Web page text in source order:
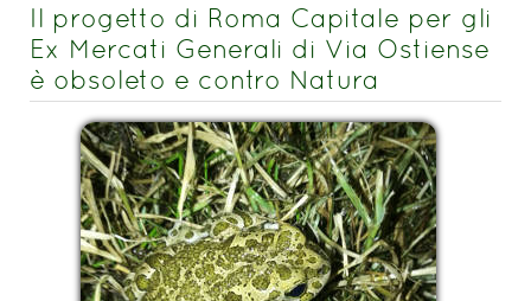
Il progetto di Roma Capitale per gli
Ex Mercati Generali di Via Ostiense
è obsoleto e contro Natura